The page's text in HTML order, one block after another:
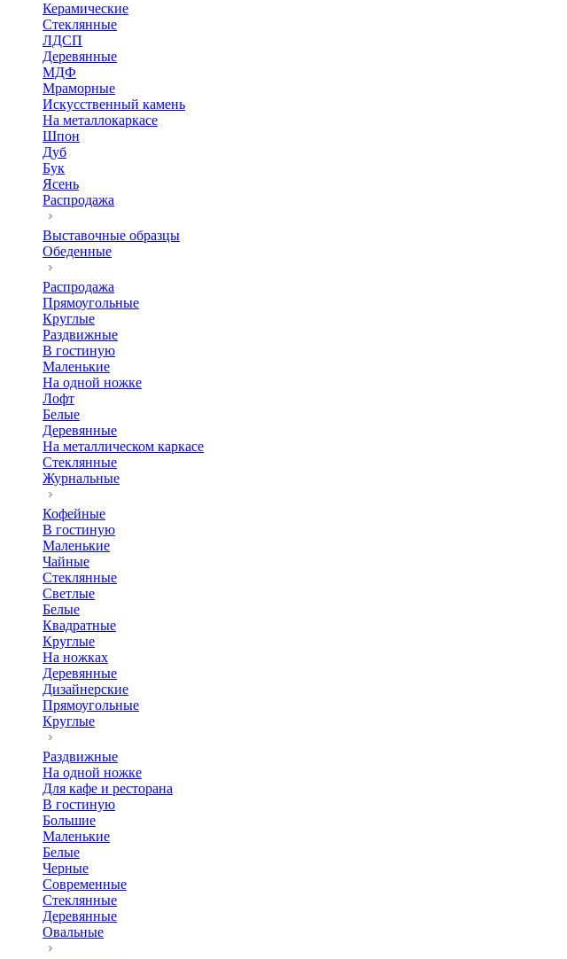
Керамические
Стеклянные
ЛДСП
Деревянные
МДФ
Мраморные
Искусственный камень
На металлокаркасе
Шпон
Дуб
Бук
Ясень
Распродажа
Выставочные образцы
Обеденные
Распродажа
Прямоугольные
Круглые
Раздвижные
В гостиную
Маленькие
На одной ножке
Лофт
Белые
Деревянные
На металлическом каркасе
Стеклянные
Журнальные
Кофейные
В гостиную
Маленькие
Чайные
Стеклянные
Светлые
Белые
Квадратные
Круглые
На ножках
Деревянные
Дизайнерские
Прямоугольные
Круглые
Раздвижные
На одной ножке
Для кафе и ресторана
В гостиную
Большие
Маленькие
Белые
Черные
Современные
Стеклянные
Деревянные
Овальные